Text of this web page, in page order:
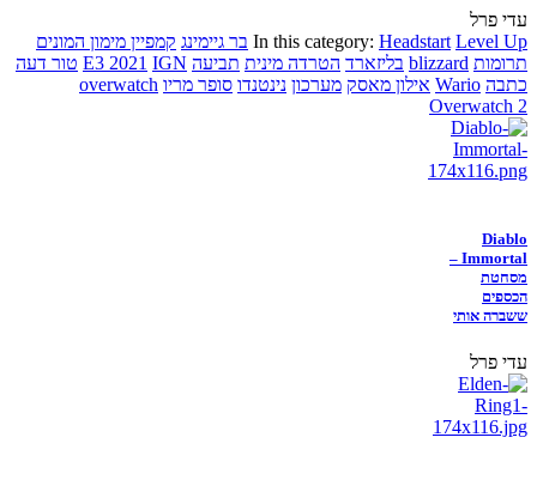
עדי פרל
In this category: Headstart Level Up בר גיימינג קמפיין מימון המונים
תרומות blizzard בליזארד הטרדה מינית תביעה E3 2021 IGN
טור דעה
כתבה Wario אילון מאסק מערכון נינטנדו סופר מריו overwatch
Overwatch 2
Diablo
Immortal –
מסחטת
הכספים
ששברה אותי
עדי פרל